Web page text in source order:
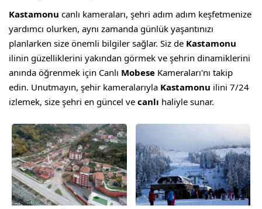
Kastamonu canlı kameraları, şehri adım adım keşfetmenize
yardımcı olurken, aynı zamanda günlük yaşantınızı
planlarken size önemli bilgiler sağlar. Siz de Kastamonu
ilinin güzelliklerini yakından görmek ve şehrin dinamiklerini
anında öğrenmek için Canlı Mobese Kameraları'nı takip
edin. Unutmayın, şehir kameralarıyla Kastamonu ilini 7/24
izlemek, size şehri en güncel ve canlı haliyle sunar.